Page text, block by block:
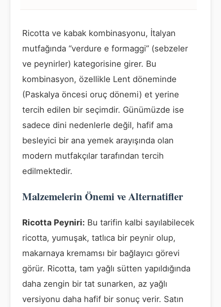
Ricotta ve kabak kombinasyonu, İtalyan
mutfağında “verdure e formaggi” (sebzeler
ve peynirler) kategorisine girer. Bu
kombinasyon, özellikle Lent döneminde
(Paskalya öncesi oruç dönemi) et yerine
tercih edilen bir seçimdir. Günümüzde ise
sadece dini nedenlerle değil, hafif ama
besleyici bir ana yemek arayışında olan
modern mutfakçılar tarafından tercih
edilmektedir.
Malzemelerin Önemi ve Alternatifler
Ricotta Peyniri: Bu tarifin kalbi sayılabilecek
ricotta, yumuşak, tatlıca bir peynir olup,
makarnaya kremamsı bir bağlayıcı görevi
görür. Ricotta, tam yağlı sütten yapıldığında
daha zengin bir tat sunarken, az yağlı
versiyonu daha hafif bir sonuç verir. Satın